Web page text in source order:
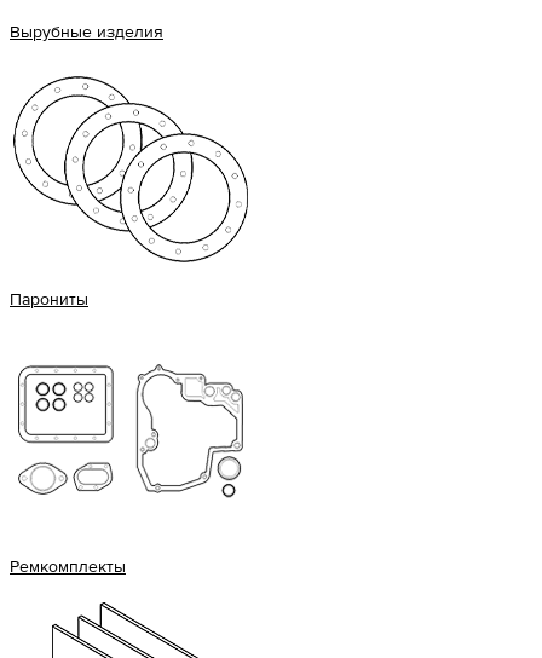
Вырубные изделия
Парониты
Ремкомплекты